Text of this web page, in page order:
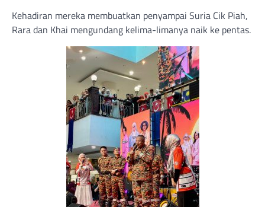
Kehadiran mereka membuatkan penyampai Suria Cik Piah,
Rara dan Khai mengundang kelima-limanya naik ke pentas.